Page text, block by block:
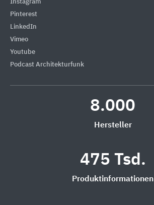
Instagram
Pinterest
LinkedIn
Vimeo
Youtube
Podcast Architekturfunk
8.000
Hersteller
475 Tsd.
Produktinformationen